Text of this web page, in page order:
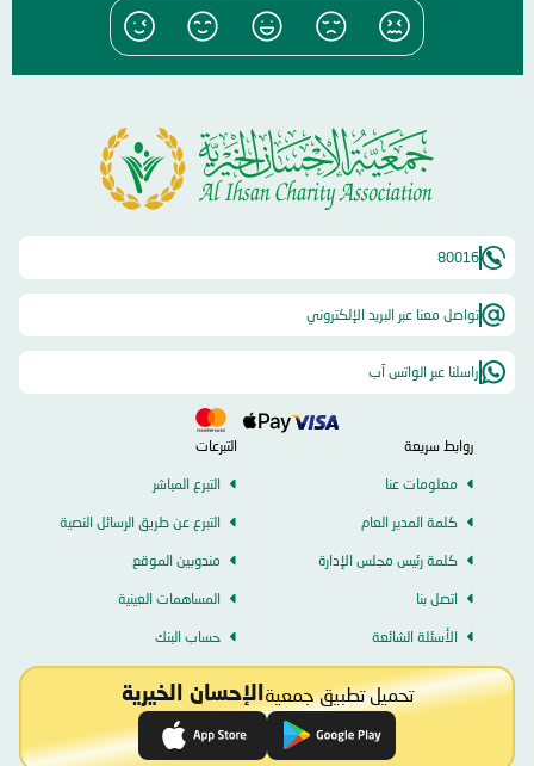
80016
تواصل معنا عبر البريد الإلكتروني
راسلنا عبر الواتس آب
روابط سريعة
معلومات عنا
كلمة المدير العام
كلمة رئيس مجلس الإدارة
اتصل بنا
الأسئلة الشائعة
التبرعات
التبرع المباشر
التبرع عن طريق الرسائل النصية
مندوبين الموقع
المساهمات العينية
حساب البنك
تحميل تطبيق جمعية الإحسان الخيرية